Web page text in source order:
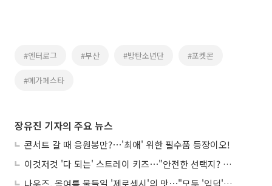
#엔터로그 #부산 #방탄소년단 #포켓몬
#메가페스타
장유진 기자의 주요 뉴스
콘서트 갈 때 응원봉만?⋯'최애' 위한 필수품 등장이오!
이것저것 '다 되는' 스트레이 키즈⋯"안전한 선택지? 도전이 재밌죠"
나우즈, 올여름 물들일 '제로섹시'의 맛⋯"모두 '입덕'시킬 것"